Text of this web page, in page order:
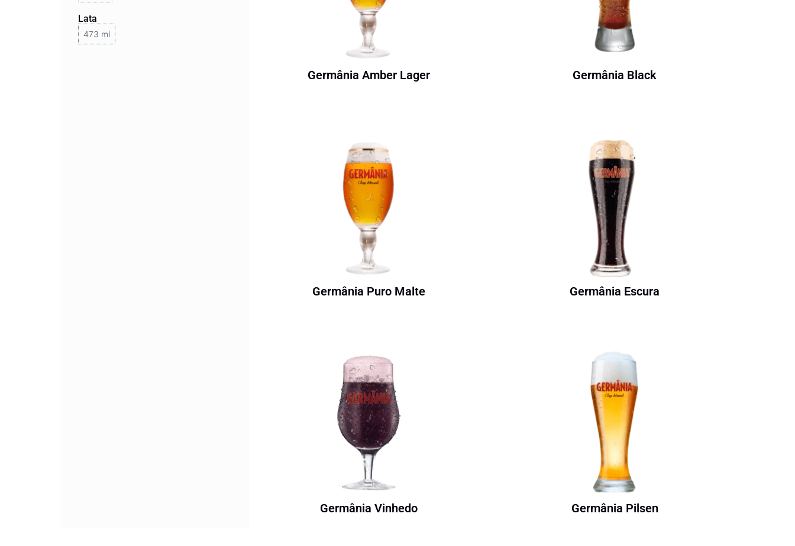
Lata
473 ml
Germânia Amber Lager Germânia Black
Germânia Puro Malte Germânia Escura
Germânia Vinhedo Germânia Pilsen